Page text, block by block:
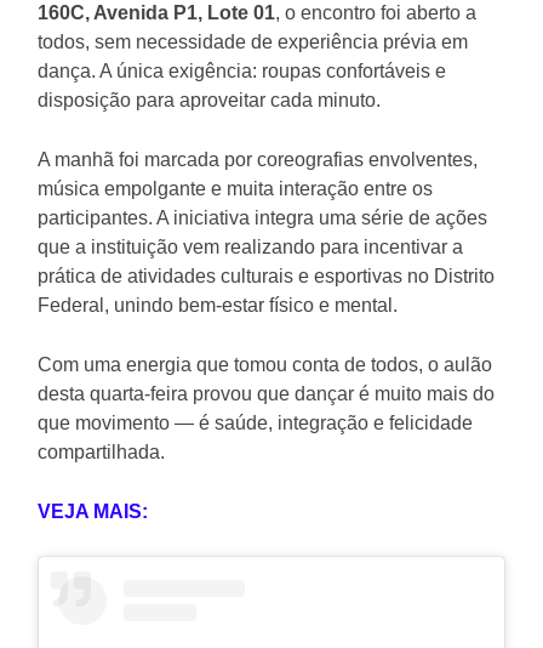
160C, Avenida P1, Lote 01, o encontro foi aberto a
todos, sem necessidade de experiência prévia em
dança. A única exigência: roupas confortáveis e
disposição para aproveitar cada minuto.
A manhã foi marcada por coreografias envolventes,
música empolgante e muita interação entre os
participantes. A iniciativa integra uma série de ações
que a instituição vem realizando para incentivar a
prática de atividades culturais e esportivas no Distrito
Federal, unindo bem-estar físico e mental.
Com uma energia que tomou conta de todos, o aulão
desta quarta-feira provou que dançar é muito mais do
que movimento — é saúde, integração e felicidade
compartilhada.
VEJA MAIS: